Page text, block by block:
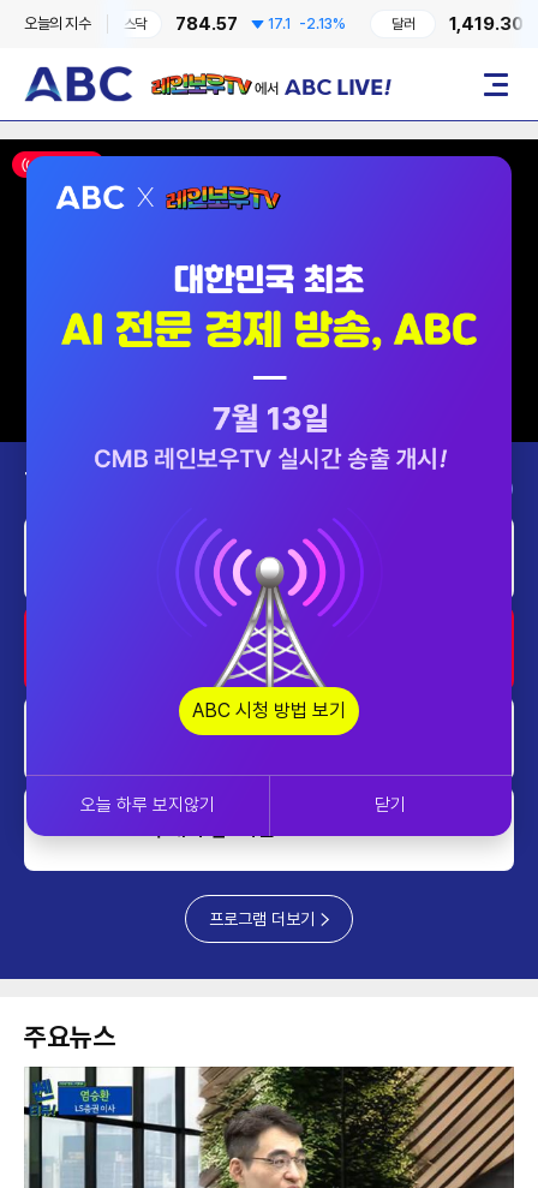
오늘의 지수
0.41% 코스닥 784.57 17.1 -2.13% 1,419.30
레인보우TV에서 ABC LIVE! 메뉴
ON AIR
Today’s Program 2026-08-07 (금)
대한민국 리더에게 묻는다
투데이 업&다운
대한민국 리더에게 묻는다
프로그램 더보기
주요뉴스
ABC 시청 방법 보기
오늘 하루 보지않기 닫기